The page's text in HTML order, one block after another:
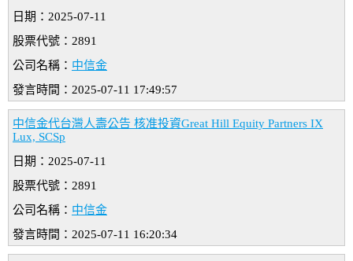
日期：2025-07-11
股票代號：2891
公司名稱： 中信金
發言時間：2025-07-11 17:49:57
中信金代台灣人壽公告 核准投資Great Hill Equity Partners IX
Lux, SCSp
日期：2025-07-11
股票代號：2891
公司名稱： 中信金
發言時間：2025-07-11 16:20:34